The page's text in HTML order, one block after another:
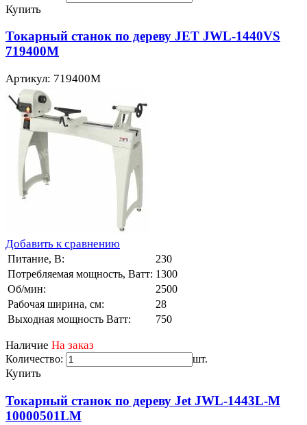
Купить
Токарный станок по дереву JET JWL-1440VS
719400M
Артикул: 719400M
Добавить к сравнению
Питание, В:
230
Потребляемая мощность, Ватт: 1300
Об/мин:
2500
Рабочая ширина, см:
28
Выходная мощность Ватт:
750
Наличие На заказ
Количество: шт.
Купить
Токарный станок по дереву Jet JWL-1443L-M
10000501LM